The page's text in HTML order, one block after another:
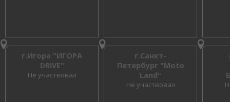
г.Игора "ИГОРА
DRIVE"
Не участвовал
г.Санкт-
Петербург "Moto
Land"
Не участвовал